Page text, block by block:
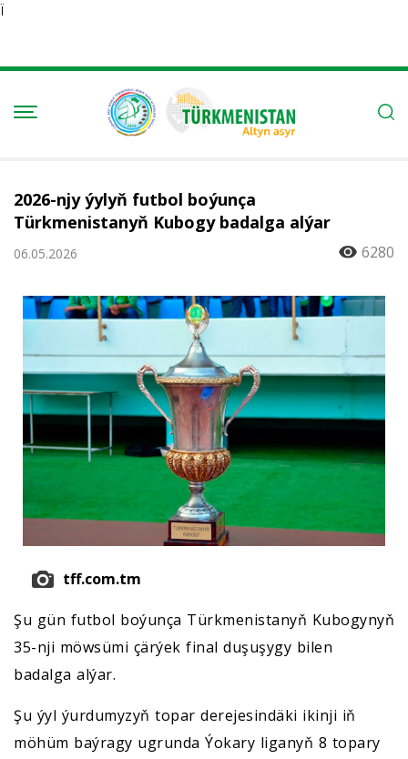
Ï
2026-njy ýylyň futbol boýunça
Türkmenistanyň Kubogy badalga alýar
06.05.2026 6280
tff.com.tm
Şu gün futbol boýunça Türkmenistanyň Kubogynyň
35-nji möwsümi çärýek final duşuşygy bilen
badalga alýar.
Şu ýyl ýurdumyzyň topar derejesindäki ikinji iň
möhüm baýragy ugrunda Ýokary liganyň 8 topary